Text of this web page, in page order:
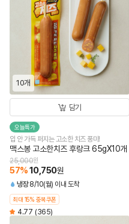
10개
담기
오늘특가
입 안 가득 퍼지는 고소한 치즈 풍미!
맥스봉 고소한치즈 후랑크 65gX10개
25,000원
57%10,750원
냉장 8/10(월) 이내 도착
최대 15% 중복쿠폰
4.77 (365)